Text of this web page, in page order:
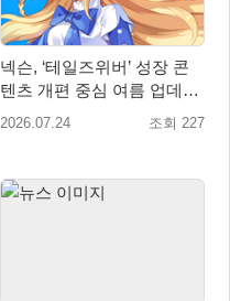
넥슨, ‘테일즈위버’ 성장 콘
텐츠 개편 중심 여름 업데이
트 실시
2026.07.24 조회 227